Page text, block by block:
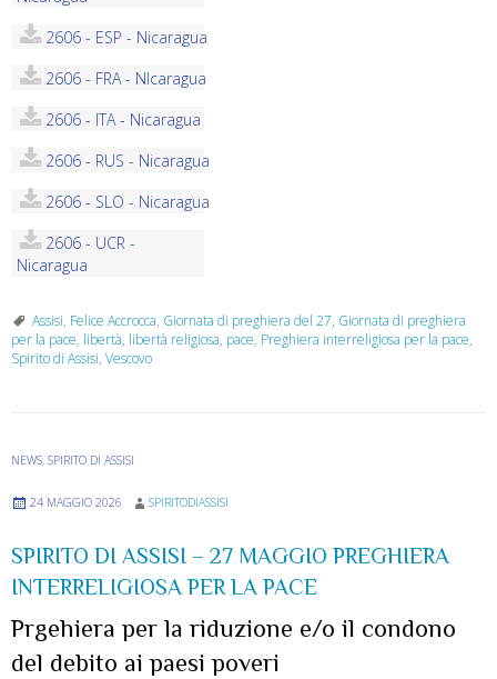
2606 - ESP - Nicaragua
2606 - FRA - NIcaragua
2606 - ITA - Nicaragua
2606 - RUS - Nicaragua
2606 - SLO - Nicaragua
2606 - UCR -
Nicaragua
Assisi, Felice Accrocca, Giornata di preghiera del 27, Giornata di preghiera
per la pace, libertà, libertà religiosa, pace, Preghiera interreligiosa per la pace,
Spirito di Assisi, Vescovo
NEWS, SPIRITO DI ASSISI
24 MAGGIO 2026 SPIRITODIASSISI
SPIRITO DI ASSISI – 27 MAGGIO PREGHIERA
INTERRELIGIOSA PER LA PACE
Prgehiera per la riduzione e/o il condono
del debito ai paesi poveri